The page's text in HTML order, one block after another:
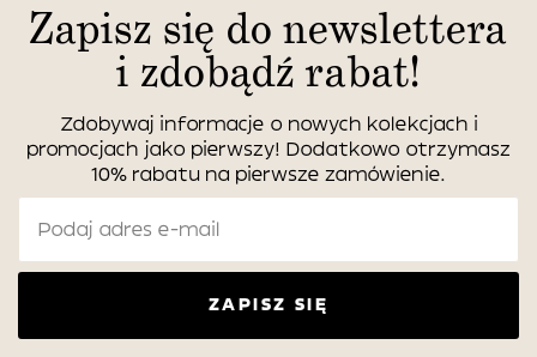
Zapisz się do newslettera
i zdobądź rabat!
Zdobywaj informacje o nowych kolekcjach i
promocjach jako pierwszy! Dodatkowo otrzymasz
10% rabatu na pierwsze zamówienie.
ZAPISZ SIĘ